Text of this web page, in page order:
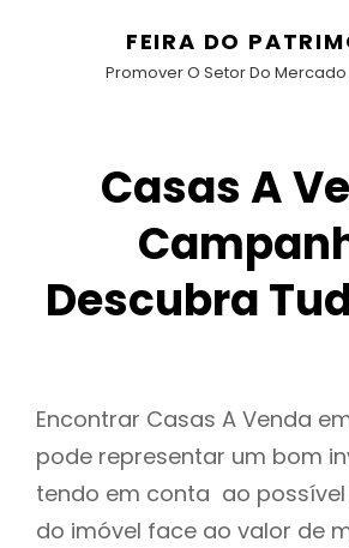
FEIRA DO
Promover O Setor Do
Casas A
Descubra
Encontrar Casas A Venda
pode representar um bom
tendo em conta ao
do imóvel face ao valor de